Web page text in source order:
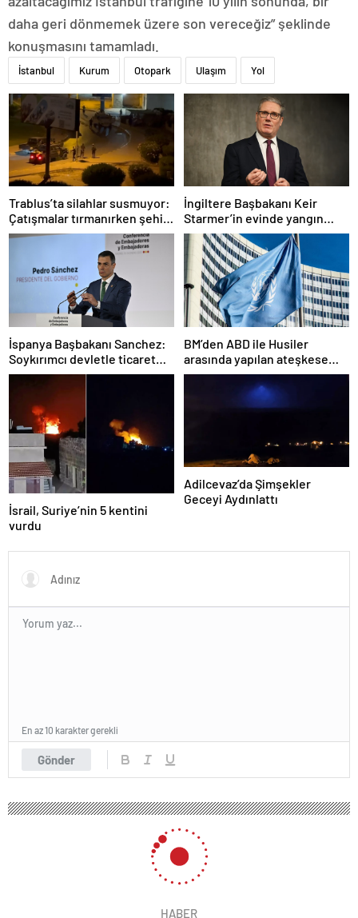
daha geri dönmemek üzere son vereceğiz” şeklinde
konuşmasını tamamladı.
İstanbul Kurum Otopark Ulaşım Yol
Trablus’ta silahlar susmuyor:
Çatışmalar tırmanırken şehir
alarmda
İngiltere Başbakanı Keir
Starmer’in evinde yangın
çıktı
İspanya Başbakanı Sanchez:
Soykırımcı devletle ticaret
yapmayız
BM’den ABD ile Husiler
arasında yapılan ateşkese
ilişkin değerlendirme
İsrail, Suriye’nin 5 kentini
vurdu
Adilcevaz’da Şimşekler
Geceyi Aydınlattı
Gönder
En az 10 karakter gerekli
HABER